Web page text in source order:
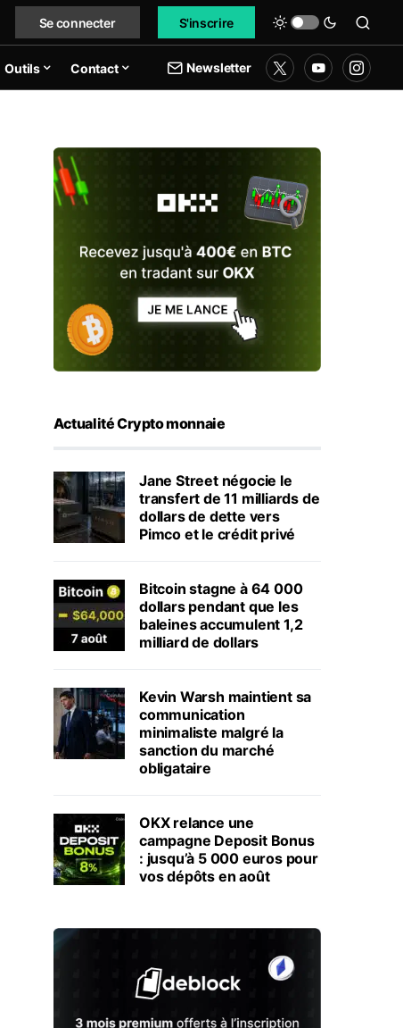
Se connecter S'inscrire
Outils Contact Newsletter
Actualité Crypto monnaie
Jane Street négocie le
transfert de 11 milliards de
dollars de dette vers
Pimco et le crédit privé
Bitcoin stagne à 64 000
dollars pendant que les
baleines accumulent 1,2
milliard de dollars
Kevin Warsh maintient sa
communication
minimaliste malgré la
sanction du marché
obligataire
OKX relance une
campagne Deposit Bonus
: jusqu’à 5 000 euros pour
vos dépôts en août